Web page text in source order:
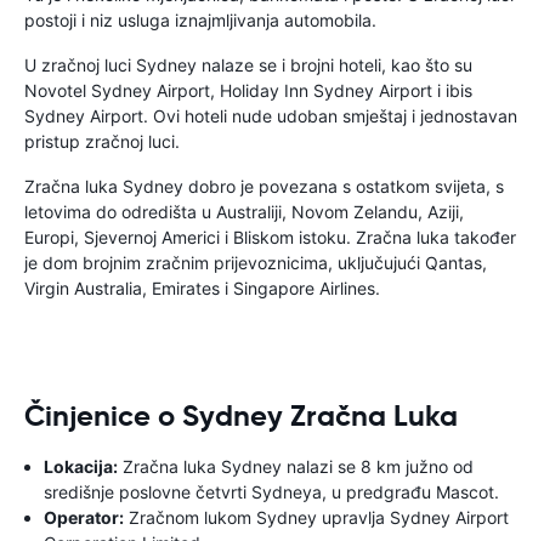
postoji i niz usluga iznajmljivanja automobila.
U zračnoj luci Sydney nalaze se i brojni hoteli, kao što su
Novotel Sydney Airport, Holiday Inn Sydney Airport i ibis
Sydney Airport. Ovi hoteli nude udoban smještaj i jednostavan
pristup zračnoj luci.
Zračna luka Sydney dobro je povezana s ostatkom svijeta, s
letovima do odredišta u Australiji, Novom Zelandu, Aziji,
Europi, Sjevernoj Americi i Bliskom istoku. Zračna luka također
je dom brojnim zračnim prijevoznicima, uključujući Qantas,
Virgin Australia, Emirates i Singapore Airlines.
Činjenice o Sydney Zračna Luka
Lokacija: Zračna luka Sydney nalazi se 8 km južno od
središnje poslovne četvrti Sydneya, u predgrađu Mascot.
Operator: Zračnom lukom Sydney upravlja Sydney Airport